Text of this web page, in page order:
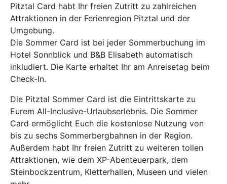
Pitztal Card habt Ihr freien Zutritt zu zahlreichen
Attraktionen in der Ferienregion Pitztal und der
Umgebung.
Die Sommer Card ist bei jeder Sommerbuchung im
Hotel Sonnblick und B&B Elisabeth automatisch
inkludiert. Die Karte erhaltet Ihr am Anreisetag beim
Check-In.
Die Pitztal Sommer Card ist die Eintrittskarte zu
Eurem All-Inclusive-Urlaubserlebnis. Die Sommer
Card ermöglicht Euch die kostenlose Nutzung von
bis zu sechs Sommerbergbahnen in der Region.
Außerdem habt Ihr freien Zutritt zu weiteren tollen
Attraktionen, wie dem XP-Abenteuerpark, dem
Steinbockzentrum, Kletterhallen, Museen und vielen